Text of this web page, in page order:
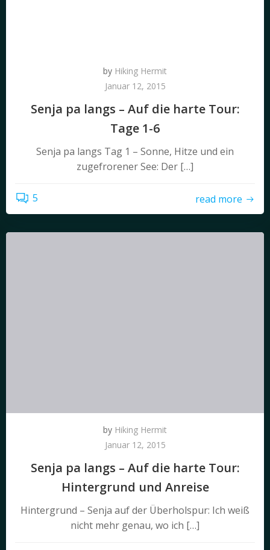
by Hiking Hermit
Januar 12, 2015
Senja pa langs – Auf die harte Tour:
Tage 1-6
Senja pa langs Tag 1 – Sonne, Hitze und ein
zugefrorener See: Der […]
5 read more
by Hiking Hermit
Januar 12, 2015
Senja pa langs – Auf die harte Tour:
Hintergrund und Anreise
Hintergrund – Senja auf der Überholspur: Ich weiß
nicht mehr genau, wo ich […]